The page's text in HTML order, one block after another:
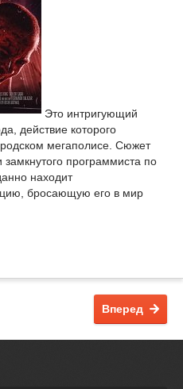
Это интригующий
действие которого
мегаполисе. Сюжет
программиста по
находит
бросающую его в мир
Вперед